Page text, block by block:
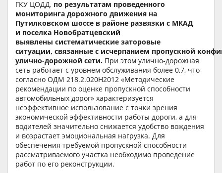
ГКУ ЦОДД, по результатам проведенного
мониторинга дорожного движения на
Путилковском шоссе в районе развязки с МКАД
и поселка Новобратцевский
выявлены систематические заторовые
ситуации, связанные с исчерпанием пропускной
улично-дорожной сети. При этом улично-дорожная
сеть работает с уровнем обслуживания более 0,7, что
согласно ОДМ 218.2.020Н2012 «Методические
рекомендации по оценке пропускной способности
автомобильных дорог» характеризуется
неэффективное использование с точки зрения
экономической эффективности работы дороги, а для
водителей значительно снижается удобство вождения
и возрастает эмоциональная нагрузка. Для
обеспечения требуемой пропускной способности
рассматриваемого участка необходимо проведение
работ по его реконструкции.